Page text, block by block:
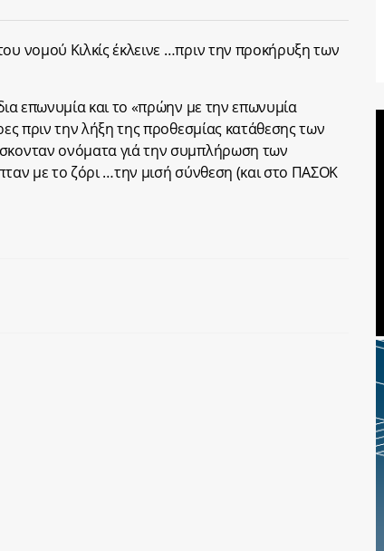
νομού Κιλκίς έκλεινε …πριν την προκήρυξη των
επωνυμία και το «πρώην με την επωνυμία
πριν την λήξη της προθεσμίας κατάθεσης των
ονόματα γιά την συμπλήρωση των
με το ζόρι …την μισή σύνθεση (και στο ΠΑΣΟΚ